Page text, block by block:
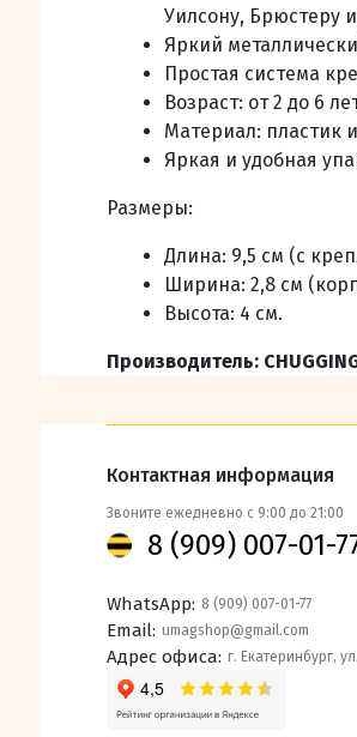
Уилсону, Брюстеру
Яркий
Простая система
Возраст: от 2 до 6
Материал: пластик
Яркая и удобная
Размеры:
Длина: 9,5 см (с
Ширина: 2,8 см
Высота: 4 см.
Производитель:
Контактная информация
Звоните ежедневно с 9:00 до 21:00
8 (909) 007-01-
WhatsApp: 8 (909) 007-01-77
Email: umagshop@gmail.com
Адрес офиса: г. Екатеринбург,